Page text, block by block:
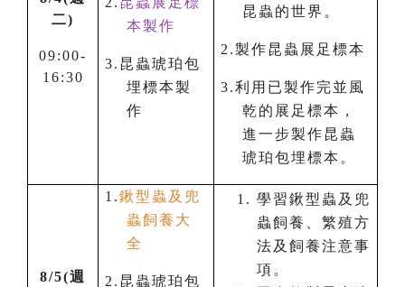
二)
09:00-
16:30
本製作
3. 昆蟲琥珀包
埋標本製
作
昆蟲的世界。
2.製作昆蟲展足標本
3.利用已製作完並風
乾的展足標本，
進一步製作昆蟲
琥珀包埋標本。
8/5(週
1.鍬型蟲及兜
蟲飼養大
全
2. 昆蟲琥珀包
學習鍬型蟲及兜
蟲飼養、繁殖方
法及飼養注意事
項。